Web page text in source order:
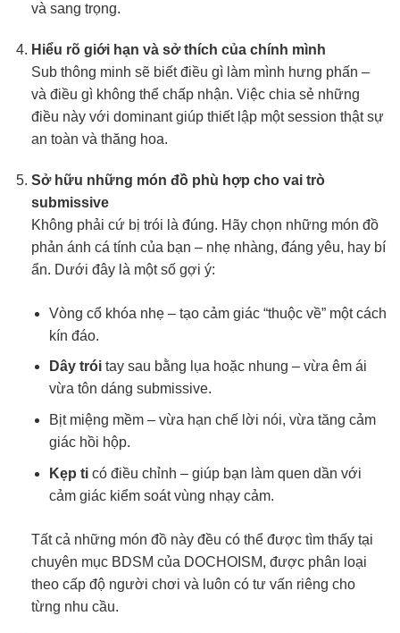
và sang trọng.
Hiểu rõ giới hạn và sở thích của chính mình
Sub thông minh sẽ biết điều gì làm mình hưng phấn –
và điều gì không thể chấp nhận. Việc chia sẻ những
điều này với dominant giúp thiết lập một session thật sự
an toàn và thăng hoa.
Sở hữu những món đồ phù hợp cho vai trò
submissive
Không phải cứ bị trói là đúng. Hãy chọn những món đồ
phản ánh cá tính của bạn – nhẹ nhàng, đáng yêu, hay bí
ẩn. Dưới đây là một số gợi ý:
Vòng cổ khóa nhẹ – tạo cảm giác “thuộc về” một cách
kín đáo.
Dây trói tay sau bằng lụa hoặc nhung – vừa êm ái
vừa tôn dáng submissive.
Bịt miệng mềm – vừa hạn chế lời nói, vừa tăng cảm
giác hồi hộp.
Kẹp ti có điều chỉnh – giúp bạn làm quen dần với
cảm giác kiểm soát vùng nhạy cảm.
Tất cả những món đồ này đều có thể được tìm thấy tại
chuyên mục BDSM của DOCHOISM, được phân loại
theo cấp độ người chơi và luôn có tư vấn riêng cho
từng nhu cầu.